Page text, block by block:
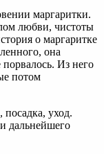
маргаритки.
любви, чистоты
о маргаритке
она
Из него
потом